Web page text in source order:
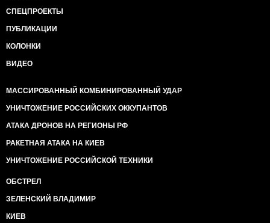
СПЕЦПРОЕКТЫ
ПУБЛИКАЦИИ
КОЛОНКИ
ВИДЕО
МАССИРОВАННЫЙ КОМБИНИРОВАННЫЙ УДАР
УНИЧТОЖЕНИЕ РОССИЙСКИХ ОККУПАНТОВ
АТАКА ДРОНОВ НА РЕГИОНЫ РФ
РАКЕТНАЯ АТАКА НА КИЕВ
УНИЧТОЖЕНИЕ РОССИЙСКОЙ ТЕХНИКИ
ОБСТРЕЛ
ЗЕЛЕНСКИЙ ВЛАДИМИР
КИЕВ